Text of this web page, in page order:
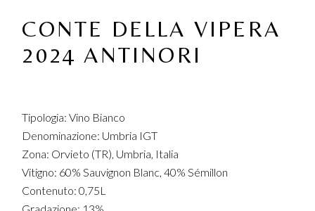
CONTE DELLA VIPERA
2024 ANTINORI
Tipologia: Vino Bianco
Denominazione: Umbria IGT
Zona: Orvieto (TR), Umbria, Italia
Vitigno: 60% Sauvignon Blanc, 40% Sémillon
Contenuto: 0,75L